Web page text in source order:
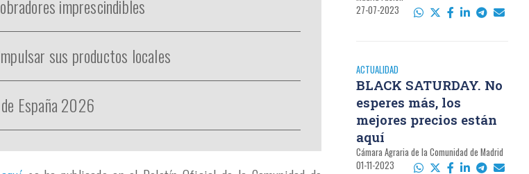
imprescindibles
sus productos locales
España 2026
27-07-2023
ACTUALIDAD
BLACK SATURDAY. No
esperes más, los
mejores precios están
aquí
Cámara Agraria de la Comunidad de Madrid
01-11-2023